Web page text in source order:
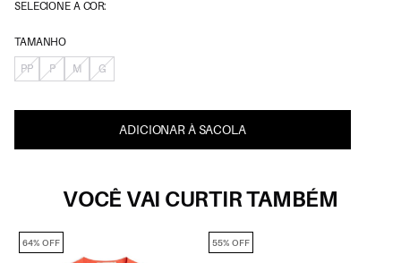
SELECIONE A COR:
TAMANHO
PP
P M G
ADICIONAR À SACOLA
VOCÊ VAI CURTIR TAMBÉM
64% OFF 55% OFF